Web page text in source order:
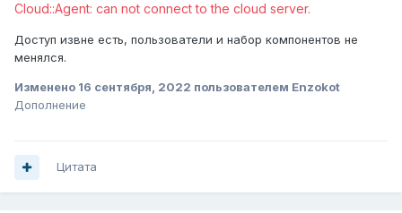
Cloud::Agent: can not connect to the cloud server.
Доступ извне есть, пользователи и набор компонентов не
менялся.
Изменено 16 сентября, 2022 пользователем Enzokot
Дополнение
Цитата